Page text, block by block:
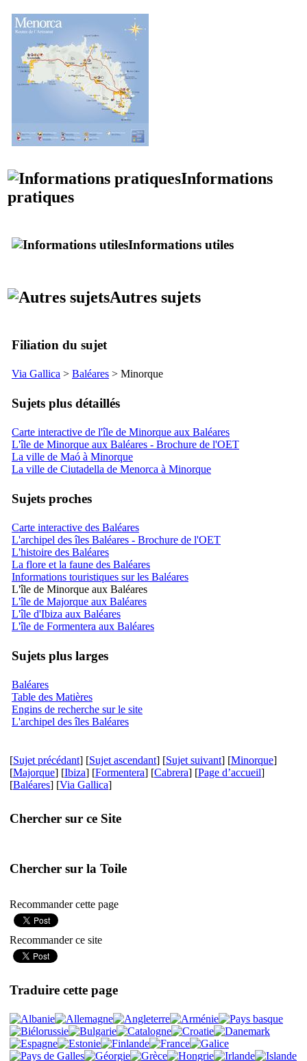
Informations
pratiques
Informations utiles
Autres sujets
Filiation du sujet
Via Gallica > Baléares > Minorque
Sujets plus détaillés
Carte interactive de l'île de Minorque aux Baléares
L'île de Minorque aux Baléares - Brochure de l'OET
La ville de Maó à Minorque
La ville de Ciutadella de Menorca à Minorque
Sujets proches
Carte interactive des Baléares
L'archipel des îles Baléares - Brochure de l'OET
L'histoire des Baléares
La flore et la faune des Baléares
Informations touristiques sur les Baléares
L'île de Minorque aux Baléares
L'île de Majorque aux Baléares
L'île d'Ibiza aux Baléares
L'île de Formentera aux Baléares
Sujets plus larges
Baléares
Table des Matières
Engins de recherche sur le site
L'archipel des îles Baléares
[Sujet précédant] [Sujet ascendant] [Sujet suivant] [Minorque]
[Majorque] [Ibiza] [Formentera] [Cabrera] [Page d’accueil]
[Baléares] [Via Gallica]
Chercher sur ce Site
Chercher sur la Toile
Recommander cette page
Recommander ce site
Traduire cette page